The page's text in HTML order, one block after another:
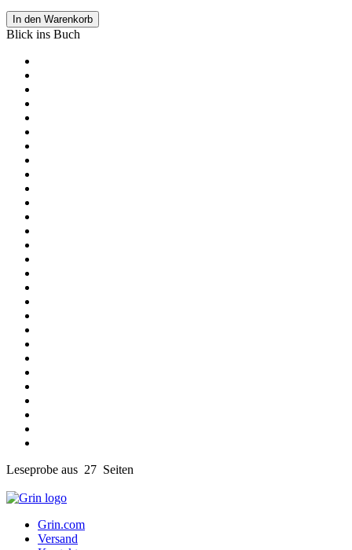
In den Warenkorb
Blick ins Buch